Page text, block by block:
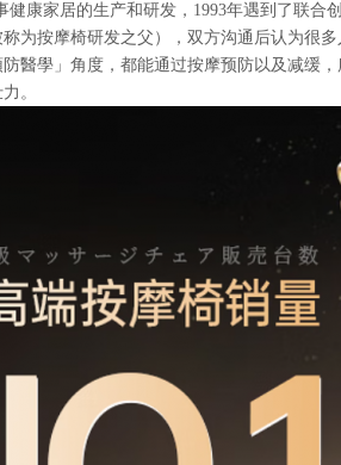
健康家居的生产和研发，1993年遇到了联
为按摩椅研发之父），双方沟通后认为很
醫學」角度，都能通过按摩预防以及减缓
。